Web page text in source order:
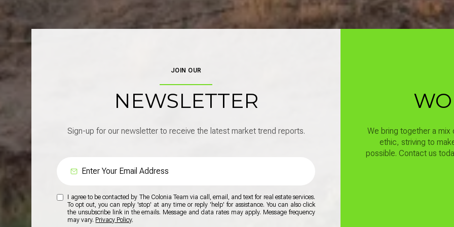
JOIN OUR
NEWSLETTER
Sign-up for our newsletter to receive the latest market trend reports.
I agree to be contacted by The Colonia Team via call, email, and text for real estate services.
To opt out, you can reply 'stop' at any time or reply 'help' for assistance. You can also click
the unsubscribe link in the emails. Message and data rates may apply. Message frequency
may vary. Privacy Policy.
We bring together a mix
ethic, striving to
possible. Contact us